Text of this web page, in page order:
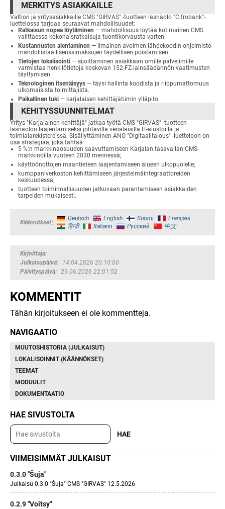
MERKITYS ASIAKKAILLE
Valtion ja yritysasiakkaille CMS "GIRVAS" -tuotteen läsnäolo "Cifrobank"-
luettelossa tarjoaa seuraavat mahdollisuudet:
Ratkaisun nopea löytäminen — mahdollisuus löytää kotimainen CMS
valittaessa kokonaisratkaisuja tuontikorvausta varten.
Kustannusten alentaminen — ilmainen avoimen lähdekoodin ohjelmisto
mahdollistaa lisenssimaksujen täydellisen poistamisen.
Tietojen lokalisointi — sijoittaminen asiakkaan omille palvelimille
varmistaa henkilötietoja koskevan 152-FZ-lainsäädännön vaatimusten
täyttymisen.
Teknologinen itsenäisyys — täysi hallinta koodista ja riippumattomuus
ulkomaisista toimittajista.
Paikallinen tuki — karjalaisen kehittäjätiimin ylläpito.
KEHITYSSUUNNITELMAT
Yritys "Karjalainen kehittäjä" jatkaa työtä CMS "GIRVAS" -tuotteen
läsnäolon laajentamiseksi johtavilla venäläisillä IT-alustoilla ja
toimialarekistereissä. Sisällyttäminen ANO "Digitaalitalous" -luetteloon on
osa strategiaa, joka tähtää:
5 %:n markkinaosuuden saavuttamiseen Karjalan tasavallan CMS-
markkinoilla vuoteen 2030 mennessä;
käyttöönottojen maantieteen laajentamiseen alueen ulkopuolelle;
kumppaniverkoston kehittämiseen järjestelmäintegraattoreiden
keskuudessa;
tuotteen toiminnallisuuden jatkuvaan parantamiseen asiakkaiden
tarpeiden mukaisesti.
Käännökset
Deutsch English Suomi
Français
हिन्दी
Italiano Русский 中文
Kirjoittaja
Julkaisupäivä
14.04.2026 20:10:00
Päivityspäivä
29.06.2026 22:01:52
KOMMENTIT
Tähän kirjoitukseen ei ole kommentteja.
NAVIGAATIO
MUUTOSHISTORIA (JULKAISUT)
LOKALISOINNIT (KÄÄNNÖKSET)
TEEMAT
MODUULIT
DOKUMENTAATIO
HAE SIVUSTOLTA
VIIMEISIMMÄT JULKAISUT
0.3.0 "Šuja"
Julkaisu 0.3.0 "Šuja" CMS "GIRVAS" 12.5.2026
0.2.9 "Voitsy"